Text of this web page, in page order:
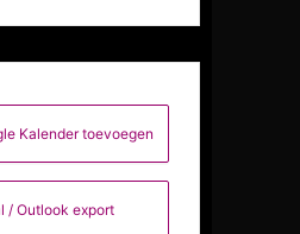
Kalender toevoegen
/ Outlook export